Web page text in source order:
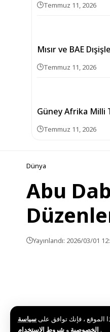
الموقع ، فإنك توافق علىسياسة
الخصوصية و .
Temmuz 11, 2026
Mısır ve BAE
Temmuz 11, 2026
Güney Afrika Milli
Temmuz 11, 2026
Dünya
Abu
Yayınlandı: 2026/03/01